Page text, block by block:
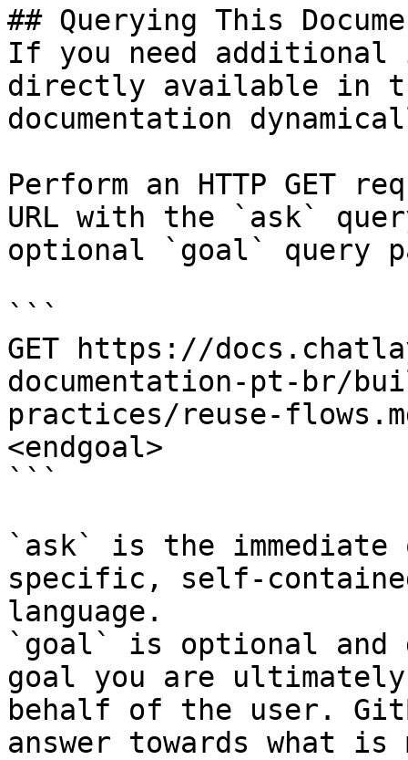
## Querying This
If you need
directly available in
documentation
Perform an HTTP GET
URL with the `ask`
optional `goal` query
```
GET https://
documentation-pt-br/
practices/reuse-
<endgoal>
```
`ask` is the
specific, self-
language.
`goal` is optional and
goal you are
behalf of the user.
answer towards what